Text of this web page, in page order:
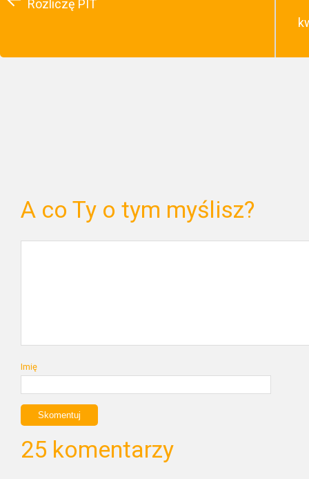
Rozliczę PIT
A co Ty o tym myślisz?
Imię
25 komentarzy